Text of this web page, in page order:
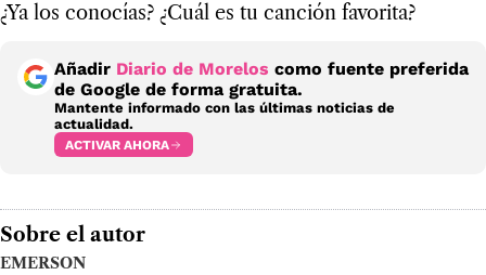
¿Ya los conocías? ¿Cuál es tu canción favorita?
Añadir Diario de Morelos como fuente preferida
de Google de forma gratuita.
Mantente informado con las últimas noticias de
actualidad.
ACTIVAR AHORA
Sobre el autor
EMERSON